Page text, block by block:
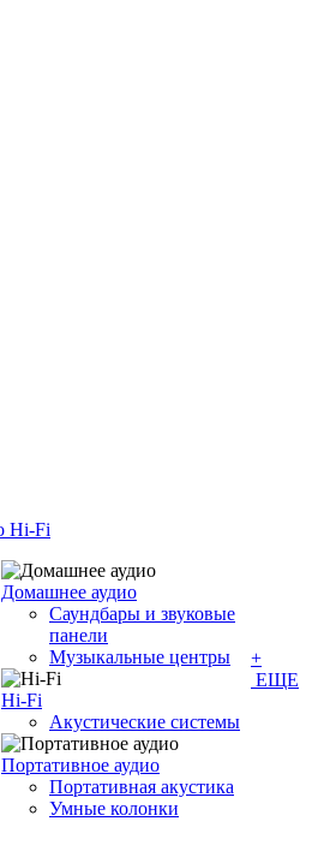
Hi-Fi
Домашнее аудио
Саундбары и звуковые
панели
Музыкальные центры
Hi-Fi
Акустические системы
Портативное аудио
Портативная акустика
Умные колонки
+
ЕЩЕ